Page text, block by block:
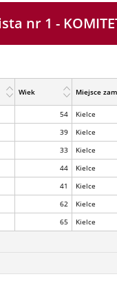
nr 1 -
Wiek Miejsce
54 Kielce
39 Kielce
33 Kielce
44 Kielce
41 Kielce
62 Kielce
65 Kielce